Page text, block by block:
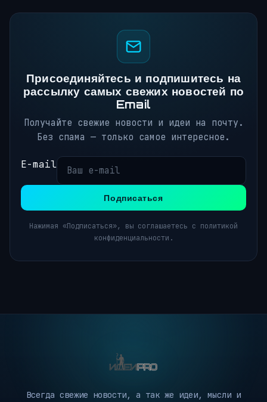
Присоединяйтесь и подпишитесь на
рассылку самых свежих новостей по
Email
Получайте свежие новости и идеи на почту.
Без спама — только самое интересное.
E-mail
Подписаться
Нажимая «Подписаться», вы соглашаетесь с политикой
конфиденциальности.
Всегда свежие новости, а так же идеи, мысли и